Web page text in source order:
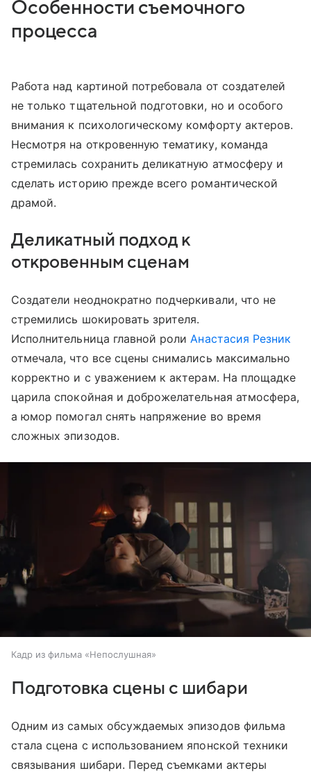
Особенности съемочного
процесса
Работа над картиной потребовала от создателей
не только тщательной подготовки, но и особого
внимания к психологическому комфорту актеров.
Несмотря на откровенную тематику, команда
стремилась сохранить деликатную атмосферу и
сделать историю прежде всего романтической
драмой.
Деликатный подход к
откровенным сценам
Создатели неоднократно подчеркивали, что не
стремились шокировать зрителя.
Исполнительница главной роли Анастасия Резник
отмечала, что все сцены снимались максимально
корректно и с уважением к актерам. На площадке
царила спокойная и доброжелательная атмосфера,
а юмор помогал снять напряжение во время
сложных эпизодов.
Кадр из фильма «Непослушная»
Подготовка сцены с шибари
Одним из самых обсуждаемых эпизодов фильма
стала сцена с использованием японской техники
связывания шибари. Перед съемками актеры